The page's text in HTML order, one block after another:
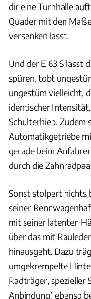
dir eine Turnhalle
Quader mit den
versenken lässt.
Und der E 63 S lässt
spüren, tobt
ungestüm vielleicht,
identischer
Schulterhieb. Zudem
Automatikgetriebe
gerade beim
durch die
Sonst stolpert nichts
seiner
mit seiner latenten
über das mit
hinausgeht. Dazu
umgekrempelte
Radträger, spezieller
Anbindung) ebenso